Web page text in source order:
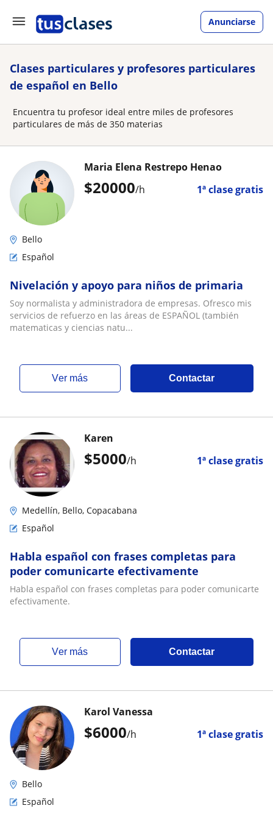
Anunciarse
Clases particulares y profesores particulares
de español en Bello
Encuentra tu profesor ideal entre miles de profesores
particulares de más de 350 materias
$20000/h 1ª clase gratis
Maria Elena Restrepo Henao
Bello
Español
Nivelación y apoyo para niños de primaria
Soy normalista y administradora de empresas. Ofresco mis
servicios de refuerzo en las áreas de ESPAÑOL (también
matematicas y ciencias natu...
ver más Contactar
$5000/h 1ª clase gratis
Karen
Medellín, Bello, Copacabana
Español
Habla español con frases completas para
poder comunicarte efectivamente
Habla español con frases completas para poder comunicarte
efectivamente.
ver más Contactar
$6000/h 1ª clase gratis
Karol Vanessa
Bello
Español